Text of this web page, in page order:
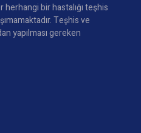
bir hastalığı teşhis
Teşhis ve
yapılması gereken